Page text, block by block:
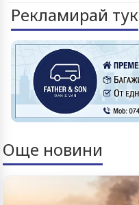
Рекламирай тук
Още новини